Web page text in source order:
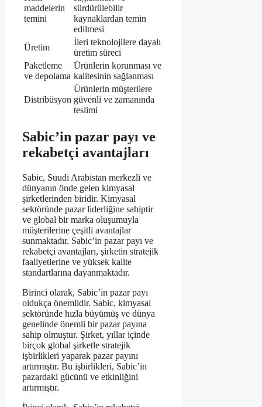
maddelerin
temini
sürdürülebilir
kaynaklardan temin
edilmesi
Üretim
İleri teknolojilere dayalı
üretim süreci
Paketleme
ve depolama
Ürünlerin korunması ve
kalitesinin sağlanması
Distribüsyon
Ürünlerin müşterilere
güvenli ve zamanında
teslimi
Sabic’in pazar payı ve
rekabetçi avantajları
Sabic, Suudi Arabistan merkezli ve
dünyanın önde gelen kimyasal
şirketlerinden biridir. Kimyasal
sektöründe pazar liderliğine sahiptir
ve global bir marka oluşumuyla
müşterilerine çeşitli avantajlar
sunmaktadır. Sabic’in pazar payı ve
rekabetçi avantajları, şirketin stratejik
faaliyetlerine ve yüksek kalite
standartlarına dayanmaktadır.
Birinci olarak, Sabic’in pazar payı
oldukça önemlidir. Sabic, kimyasal
sektöründe hızla büyümüş ve dünya
genelinde önemli bir pazar payına
sahip olmuştur. Şirket, yıllar içinde
birçok global şirketle stratejik
işbirlikleri yaparak pazar payını
artırmıştır. Bu işbirlikleri, Sabic’in
pazardaki gücünü ve etkinliğini
artırmıştır.